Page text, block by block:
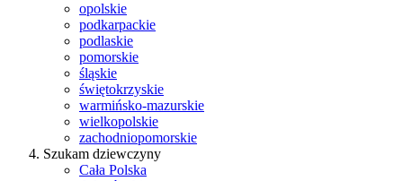
opolskie
podkarpackie
podlaskie
pomorskie
śląskie
świętokrzyskie
warmińsko-mazurskie
wielkopolskie
zachodniopomorskie
Szukam dziewczyny
Cała Polska